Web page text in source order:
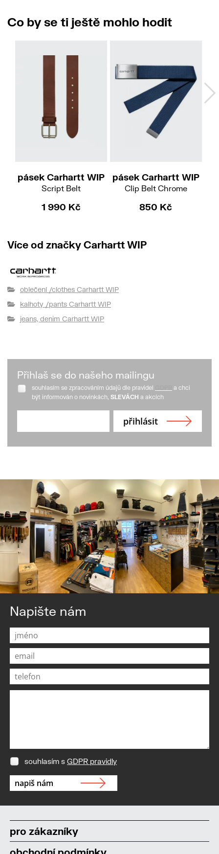
Co by se ti ještě mohlo hodit
pásek Carhartt WIP
Script Belt
1 990 Kč
pásek Carhartt WIP
Clip Belt Chrome
850 Kč
Více od značky Carhartt WIP
oblečení /clothes Carhartt WIP
kalhoty /pants Carhartt WIP
jeans, denim Carhartt WIP
Přihlaš se do našeho mailingu
souhlasím se zpracováním údajů dle pravidel
a chci
být informován o novinkách, SLEVÁCH a akcích
Napište nám
souhlasím s GDPR pravidly
pro zákazníky